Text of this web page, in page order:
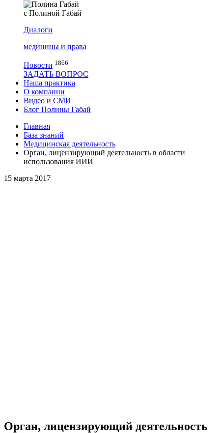
с Полиной Габай
Диалоги
медицины и права
Новости 1866
ЗАДАТЬ ВОПРОС
Наша практика
О компании
Видео и СМИ
Блог Полины Габай
Главная
База знаний
Медицинская деятельность
Орган, лицензирующий деятельность в области
использования ИИИ
15 марта 2017
Орган, лицензирующий деятельность